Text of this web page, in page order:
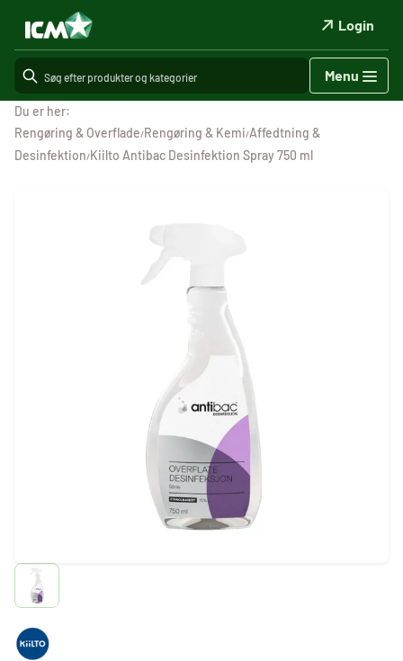
Login
Menu
Du er her:
Rengøring & Overflade/Rengøring & Kemi/Affedtning &
Desinfektion/Kiilto Antibac Desinfektion Spray 750 ml